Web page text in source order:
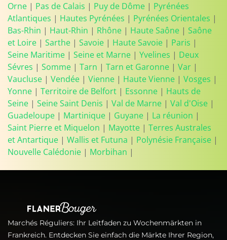
Orne | Pas de Calais | Puy de Dôme | Pyrénées
Atlantiques | Hautes Pyrénées | Pyrénées Orientales |
Bas-Rhin | Haut-Rhin | Rhône | Haute Saône | Saône
et Loire | Sarthe | Savoie | Haute Savoie | Paris |
Seine Maritime | Seine et Marne | Yvelines | Deux
Sévres | Somme | Tarn | Tarn et Garonne | Var |
Vaucluse | Vendée | Vienne | Haute Vienne | Vosges |
Yonne | Territoire de Belfort | Essonne | Hauts de
Seine | Seine Saint Denis | Val de Marne | Val d'Oise |
Guadeloupe | Martinique | Guyane | La réunion |
Saint Pierre et Miquelon | Mayotte | Terres Australes
et Antartique | Wallis et Futuna | Polynésie Française |
Nouvelle Calédonie | Morbihan |
Marchés Réguliers: Ihr Leitfaden zu Wochenmärkten in
Frankreich. Entdecken Sie einfach die Märkte Ihrer Region,